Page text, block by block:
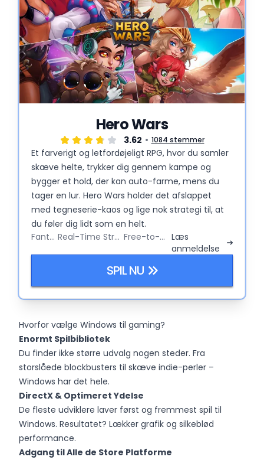
Hero Wars
3.62 1084 stemmer
Et farverigt og letfordøjeligt RPG, hvor du samler
skæve helte, trykker dig gennem kampe og
bygger et hold, der kan auto-farme, mens du
tager en lur. Hero Wars holder det afslappet
med tegneserie-kaos og lige nok strategi til, at
du føler dig lidt som en helt.
Fantasy
Real-Time Strategy Free-to-Play
Læs
anmeldelse
SPIL NU
Hvorfor vælge Windows til gaming?
Enormt Spilbibliotek
Du finder ikke større udvalg nogen steder. Fra
storslåede blockbusters til skæve indie-perler –
Windows har det hele.
DirectX & Optimeret Ydelse
De fleste udviklere laver først og fremmest spil til
Windows. Resultatet? Lækker grafik og silkeblød
performance.
Adgang til Alle de Store Platforme